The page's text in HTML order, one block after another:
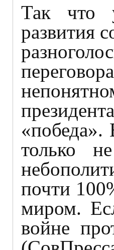
Так что
развития
только
почти
миром.
войне